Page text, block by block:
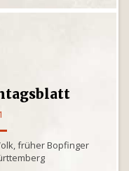
früher Bopfinger